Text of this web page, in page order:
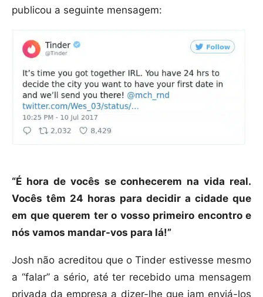
publicou a seguinte mensagem:
“É hora de vocês se conhecerem na vida real.
Vocês têm 24 horas para decidir a cidade que
em que querem ter o vosso primeiro encontro e
nós vamos mandar-vos para lá!”
Josh não acreditou que o Tinder estivesse mesmo
a “falar” a sério, até ter recebido uma mensagem
privada da empresa a dizer-lhe que iam enviá-los